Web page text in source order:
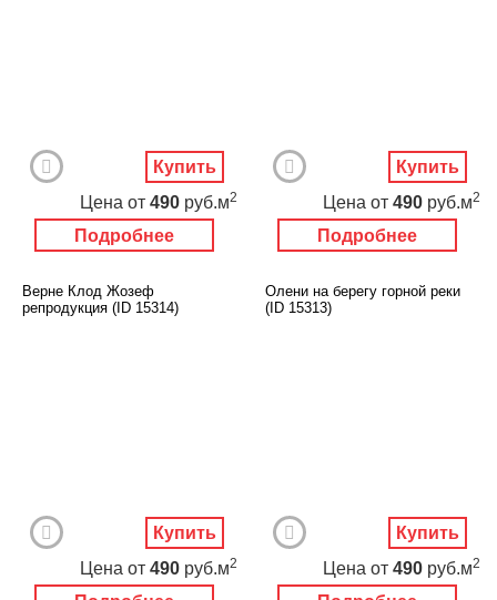
Подробнее
Цена от 490 руб.м2
Купить
Подробнее
Цена от 490 руб.м2
Купить
Верне Клод Жозеф
репродукция (ID 15314)
Цена от 490 руб.м2
Купить
Олени на берегу горной реки
(ID 15313)
Цена от 490 руб.м2
Купить